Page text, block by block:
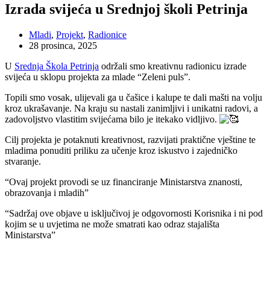
Izrada svijeća u Srednjoj školi Petrinja
Mladi, Projekt, Radionice
28 prosinca, 2025
U Srednja Škola Petrinja održali smo kreativnu radionicu izrade
svijeća u sklopu projekta za mlade “Zeleni puls”.
Topili smo vosak, ulijevali ga u čašice i kalupe te dali mašti na volju
kroz ukrašavanje. Na kraju su nastali zanimljivi i unikatni radovi, a
zadovoljstvo vlastitim svijećama bilo je itekako vidljivo.
Cilj projekta je potaknuti kreativnost, razvijati praktične vještine te
mladima ponuditi priliku za učenje kroz iskustvo i zajedničko
stvaranje.
“Ovaj projekt provodi se uz financiranje Ministarstva znanosti,
obrazovanja i mladih”
“Sadržaj ove objave u isključivoj je odgovornosti Korisnika i ni pod
kojim se u uvjetima ne može smatrati kao odraz stajališta
Ministarstva”